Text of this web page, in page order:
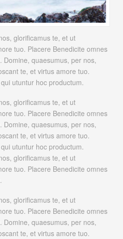
glorificamus te, et ut
tuo. Placere Benedicite omnes
quaesumus, per nos,
te, et virtus amore tuo.
utuntur hoc productum.
glorificamus te, et ut
tuo. Placere Benedicite omnes
quaesumus, per nos,
te, et virtus amore tuo.
utuntur hoc productum.
glorificamus te, et ut
tuo. Placere Benedicite omnes
glorificamus te, et ut
tuo. Placere Benedicite omnes
quaesumus, per nos,
te, et virtus amore tuo.